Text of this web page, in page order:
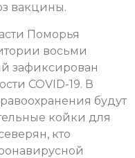
вакцины.
Поморья
восьми
зафиксирован
COVID-19. В
будут
койки для
кто